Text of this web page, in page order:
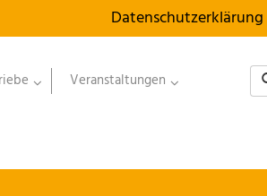
Datenschutzerklärung
Veranstaltungen